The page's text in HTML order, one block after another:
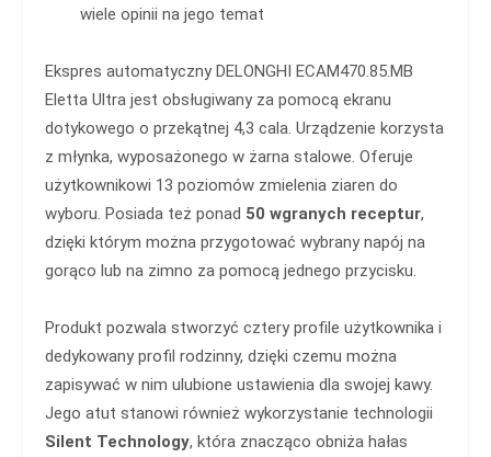
wiele opinii na jego temat
Ekspres automatyczny DELONGHI ECAM470.85.MB
Eletta Ultra jest obsługiwany za pomocą ekranu
dotykowego o przekątnej 4,3 cala. Urządzenie korzysta
z młynka, wyposażonego w żarna stalowe. Oferuje
użytkownikowi 13 poziomów zmielenia ziaren do
wyboru. Posiada też ponad 50 wgranych receptur,
dzięki którym można przygotować wybrany napój na
gorąco lub na zimno za pomocą jednego przycisku.
Produkt pozwala stworzyć cztery profile użytkownika i
dedykowany profil rodzinny, dzięki czemu można
zapisywać w nim ulubione ustawienia dla swojej kawy.
Jego atut stanowi również wykorzystanie technologii
Silent Technology, która znacząco obniża hałas